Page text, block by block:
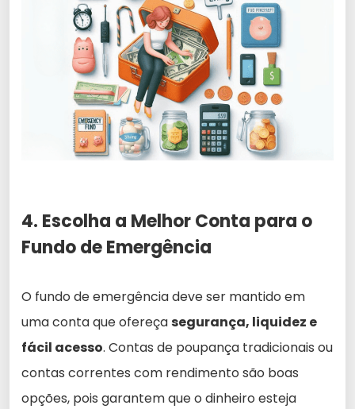
4. Escolha a Melhor Conta para o
Fundo de Emergência
O fundo de emergência deve ser mantido em
uma conta que ofereçasegurança, liquidez e
fácil acesso. Contas de poupança tradicionais ou
contas correntes com rendimento são boas
opções, pois garantem que o dinheiro esteja